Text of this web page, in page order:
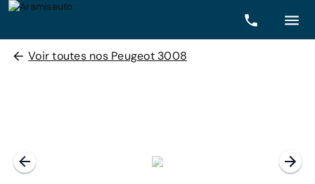
Voir toutes nos Peugeot 3008